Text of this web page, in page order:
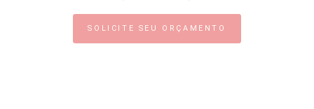
SOLICITE SEU ORÇAMENTO